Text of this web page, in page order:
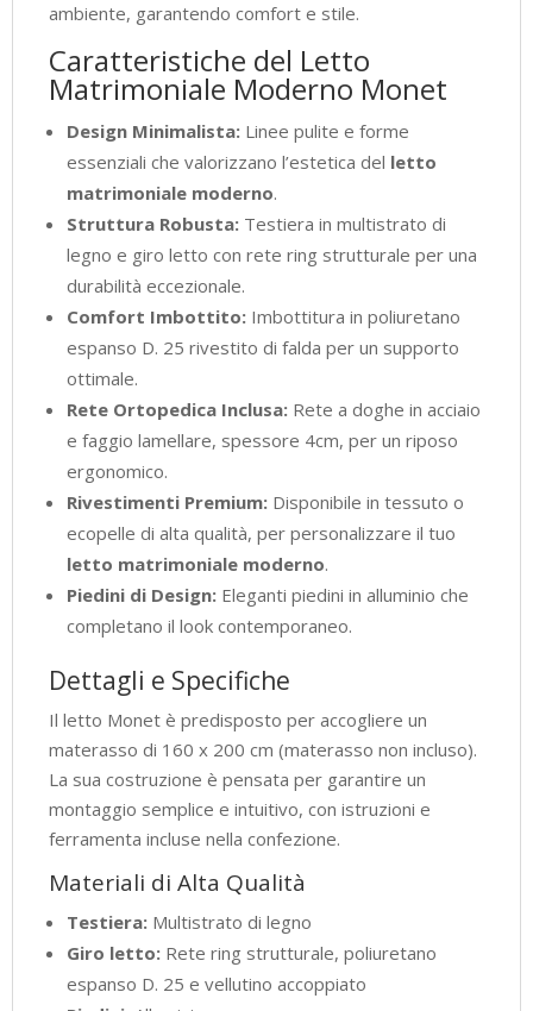
ambiente, garantendo comfort e stile.
Caratteristiche del Letto
Matrimoniale Moderno Monet
Design Minimalista: Linee pulite e forme
essenziali che valorizzano l’estetica del letto
matrimoniale moderno.
Struttura Robusta: Testiera in multistrato di
legno e giro letto con rete ring strutturale per una
durabilità eccezionale.
Comfort Imbottito: Imbottitura in poliuretano
espanso D. 25 rivestito di falda per un supporto
ottimale.
Rete Ortopedica Inclusa: Rete a doghe in acciaio
e faggio lamellare, spessore 4cm, per un riposo
ergonomico.
Rivestimenti Premium: Disponibile in tessuto o
ecopelle di alta qualità, per personalizzare il tuo
letto matrimoniale moderno.
Piedini di Design: Eleganti piedini in alluminio che
completano il look contemporaneo.
Dettagli e Specifiche
Il letto Monet è predisposto per accogliere un
materasso di 160 x 200 cm (materasso non incluso).
La sua costruzione è pensata per garantire un
montaggio semplice e intuitivo, con istruzioni e
ferramenta incluse nella confezione.
Materiali di Alta Qualità
Testiera: Multistrato di legno
Giro letto: Rete ring strutturale, poliuretano
espanso D. 25 e vellutino accoppiato